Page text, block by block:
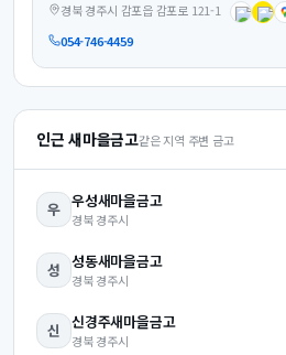
경북 경주시 감포읍 감포로 121-1
054-746-4459
인근 새마을금고같은 지역 주변 금고
우 우성새마을금고
경북 경주시
성 성동새마을금고
경북 경주시
신 신경주새마을금고
경북 경주시